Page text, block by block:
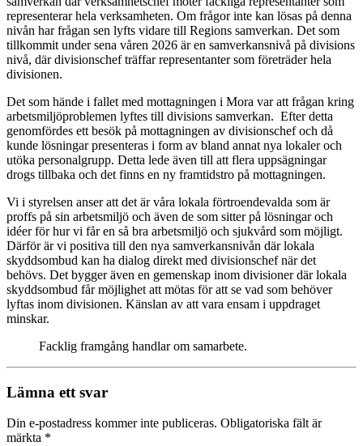
representerar hela verksamheten. Om frågor inte kan lösas på denna
nivån har frågan sen lyfts vidare till Regions samverkan. Det som
tillkommit under sena våren 2026 är en samverkansnivå på divisions
nivå, där divisionschef träffar representanter som företräder hela
divisionen.
Det som hände i fallet med mottagningen i Mora var att frågan kring
arbetsmiljöproblemen lyftes till divisions samverkan. Efter detta
genomfördes ett besök på mottagningen av divisionschef och då
kunde lösningar presenteras i form av bland annat nya lokaler och
utöka personalgrupp. Detta lede även till att flera uppsägningar
drogs tillbaka och det finns en ny framtidstro på mottagningen.
Vi i styrelsen anser att det är våra lokala förtroendevalda som är
proffs på sin arbetsmiljö och även de som sitter på lösningar och
idéer för hur vi får en så bra arbetsmiljö och sjukvård som möjligt.
Därför är vi positiva till den nya samverkansnivån där lokala
skyddsombud kan ha dialog direkt med divisionschef när det
behövs. Det bygger även en gemenskap inom divisioner där lokala
skyddsombud får möjlighet att mötas för att se vad som behöver
lyftas inom divisionen. Känslan av att vara ensam i uppdraget
minskar.
Facklig framgång handlar om samarbete.
Lämna ett svar
Din e-postadress kommer inte publiceras. Obligatoriska fält är
märkta *